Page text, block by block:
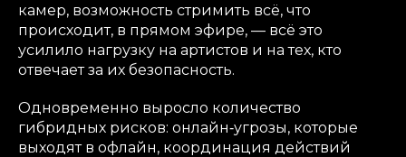
камер, возможность стримить всё, что
происходит, в прямом эфире, — всё это
усилило нагрузку на артистов и на тех, кто
отвечает за их безопасность.
Одновременно выросло количество
гибридных рисков: онлайн‑угрозы, которые
выходят в офлайн, координация действий